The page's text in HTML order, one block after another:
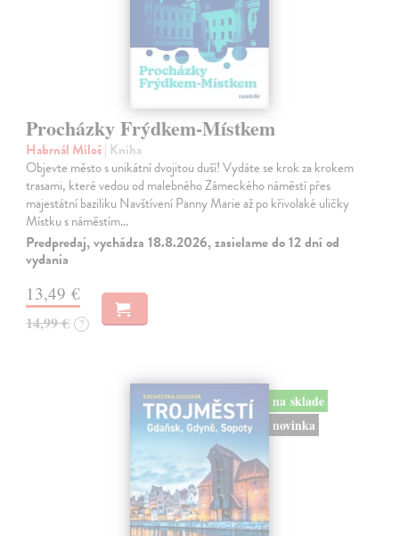
Procházky Frýdkem-Místkem
Habrnál Miloš| Kniha
Objevte město s unikátní dvojitou duší! Vydáte se krok za krokem
trasami, které vedou od malebného Zámeckého náměstí přes
majestátní baziliku Navštívení Panny Marie až po křivolaké uličky
Místku s náměstím…
Predpredaj, vychádza 18.8.2026, zasielame do 12 dní od
vydania
13,49 €
14,99 € ?
na sklade
novinka